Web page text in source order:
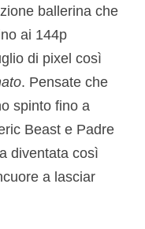
ballerina che
ai 144p
di pixel così
. Pensate che
spinto fino a
Beast e Padre
diventata così
a lasciar